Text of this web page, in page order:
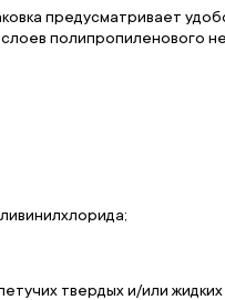
предусматривает
полипропиленового
твердых и/или